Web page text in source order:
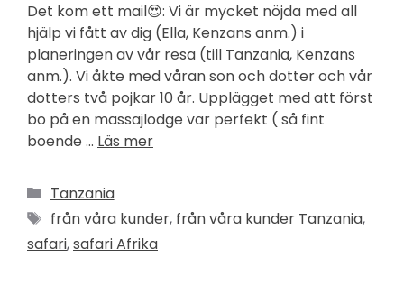
Det kom ett mail😍: Vi är mycket nöjda med all
hjälp vi fått av dig (Ella, Kenzans anm.) i
planeringen av vår resa (till Tanzania, Kenzans
anm.). Vi åkte med våran son och dotter och vår
dotters två pojkar 10 år. Upplägget med att först
bo på en massajlodge var perfekt ( så fint
boende … Läs mer
Kategorier
Tanzania
Etiketter
från våra kunder, från våra kunder Tanzania,
safari,safari Afrika